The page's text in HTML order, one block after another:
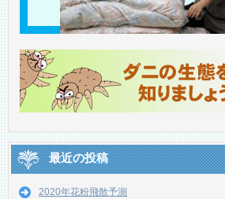
最近の投稿
2020年花粉飛散予測